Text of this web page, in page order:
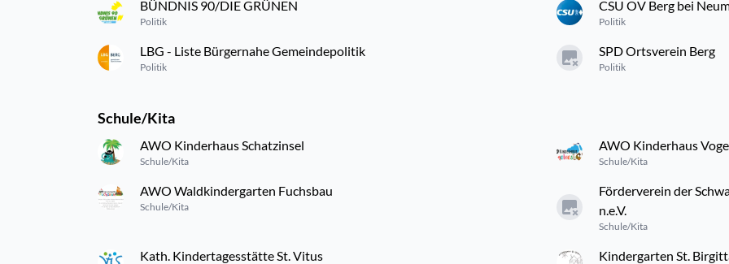
BÜNDNIS 90/DIE GRÜNEN
Politik
CSU OV Berg bei
Politik
LBG - Liste Bürgernahe Gemeindepolitik
Politik
SPD Ortsverein Berg
Politik
Schule/Kita
AWO Kinderhaus Schatzinsel
Schule/Kita
AWO Kinderhaus
Schule/Kita
AWO Waldkindergarten Fuchsbau
Schule/Kita
Förderverein der
n.e.V.
Schule/Kita
Kath. Kindertagesstätte St. Vitus Kindergarten St.